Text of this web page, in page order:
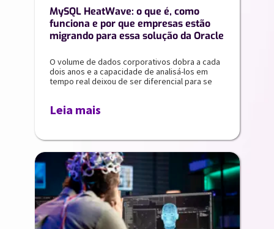
MySQL HeatWave: o que é, como
funciona e por que empresas estão
migrando para essa solução da Oracle
O volume de dados corporativos dobra a cada
dois anos e a capacidade de analisá-los em
tempo real deixou de ser diferencial para se
Leia mais